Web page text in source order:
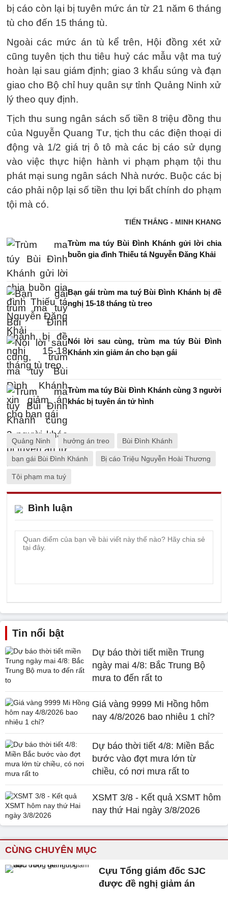
bị cáo còn lại bị tuyên mức án từ 21 năm 6 tháng
tù cho đến 15 tháng tù.
Ngoài các mức án tù kể trên, Hội đồng xét xử
cũng tuyên tịch thu tiêu huỷ các mẫu vật ma tuý
hoàn lại sau giám định; giao 3 khẩu súng và đạn
giao cho Bộ chỉ huy quân sự tỉnh Quảng Ninh xử
lý theo quy định.
Tịch thu sung ngân sách số tiền 8 triệu đồng thu
của Nguyễn Quang Tư, tịch thu các điện thoại di
động và 1/2 giá trị ô tô mà các bị cáo sử dụng
vào việc thực hiện hành vi phạm phạm tội thu
phát mại sung ngân sách Nhà nước. Buộc các bị
cáo phải nộp lại số tiền thu lợi bất chính do phạm
tội mà có.
TIẾN THẮNG - MINH KHANG
Trùm ma túy Bùi Đình Khánh gửi lời chia
buồn gia đình Thiếu tá Nguyễn Đăng Khải
Bạn gái trùm ma tuý Bùi Đình Khánh bị đề
nghị 15-18 tháng tù treo
Nói lời sau cùng, trùm ma túy Bùi Đình
Khánh xin giảm án cho bạn gái
Trùm ma túy Bùi Đình Khánh cùng 3 người
khác bị tuyên án tử hình
Quảng Ninh hưởng án treo Bùi Đình Khánh
bạn gái Bùi Đình Khánh Bị cáo Triệu Nguyễn Hoài Thương
Tội phạm ma tuý
Bình luận
Tin nổi bật
Dự báo thời tiết miền Trung
ngày mai 4/8: Bắc Trung Bộ
mưa to đến rất to
Giá vàng 9999 Mi Hồng hôm
nay 4/8/2026 bao nhiêu 1 chỉ?
Dự báo thời tiết 4/8: Miền Bắc
bước vào đợt mưa lớn từ
chiều, có nơi mưa rất to
XSMT 3/8 - Kết quả XSMT hôm
nay thứ Hai ngày 3/8/2026
CÙNG CHUYÊN MỤC
Cựu Tổng giám đốc SJC
được đề nghị giảm án